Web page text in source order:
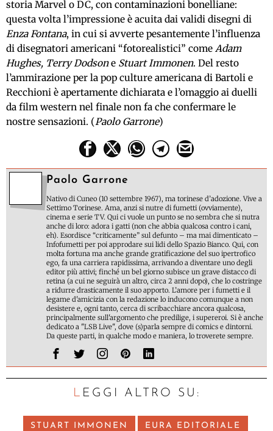
storia Marvel o DC, con contaminazioni bonelliane:
questa volta l’impressione è acuita dai validi disegni di
Enza Fontana, in cui si avverte pesantemente l’influenza
di disegnatori americani “fotorealistici” come Adam
Hughes, Terry Dodsone Stuart Immonen. Del resto
l’ammirazione per la pop culture americana di Bartoli e
Recchioni è apertamente dichiarata e l’omaggio ai duelli
da film western nel finale non fa che confermare le
nostre sensazioni. (Paolo Garrone)
Paolo Garrone
Nativo di Cuneo (10 settembre 1967), ma torinese d’adozione. Vive a
Settimo Torinese. Ama, anzi si nutre di fumetti (ovviamente),
cinema e serie TV. Qui ci vuole un punto se no sembra che si nutra
anche di loro: adora i gatti (non che abbia qualcosa contro i cani,
eh). Esordisce “criticamente” sul defunto – ma mai dimenticato –
Infofumetti per poi approdare sui lidi dello Spazio Bianco. Qui, con
molta fortuna ma anche grande gratificazione del suo ipertrofico
ego, fa una carriera rapidissima, arrivando a diventare uno degli
editor più attivi; finché un bel giorno subisce un grave distacco di
retina (a cui ne seguirà un altro, circa 2 anni dopo), che lo costringe
a ridurre drasticamente il suo apporto. L’amore per i fumetti e il
legame d'amicizia con la redazione lo inducono comunque a non
desistere e, ogni tanto, cerca di scribacchiare ancora qualcosa,
principalmente sull'argomento che predilige, i supereroi. Si è anche
dedicato a "LSB Live", dove (s)parla sempre di comics e dintorni.
Da queste parti, in qualche modo e maniera, lo troverete sempre.
LEGGI ALTRO SU:
STUART IMMONEN EURA EDITORIALE